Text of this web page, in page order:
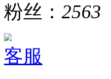
粉丝： 2563
客服